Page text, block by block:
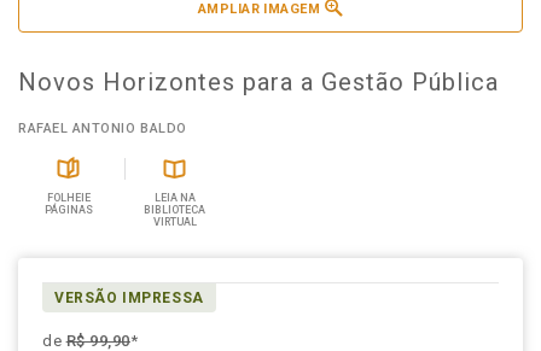
AMPLIAR IMAGEM
Novos Horizontes para a Gestão Pública
RAFAEL ANTONIO BALDO
FOLHEIE
PÁGINAS
LEIA NA
BIBLIOTECA
VIRTUAL
VERSÃO IMPRESSA
deR$ 99,90*